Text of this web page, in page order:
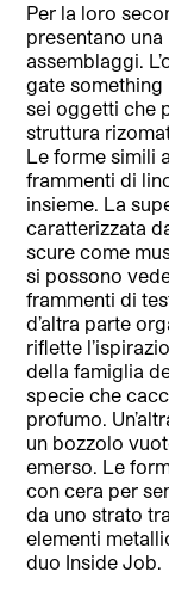
Per la loro
presentano
assemblaggi.
gate something
sei oggetti che
struttura
Le forme simili
frammenti di
insieme. La
caratterizzata
scure come
si possono
frammenti di
d’altra parte
riflette
della famiglia
specie che
profumo.
un bozzolo
emerso. Le
con cera per
da uno strato
elementi
duo Inside Job.